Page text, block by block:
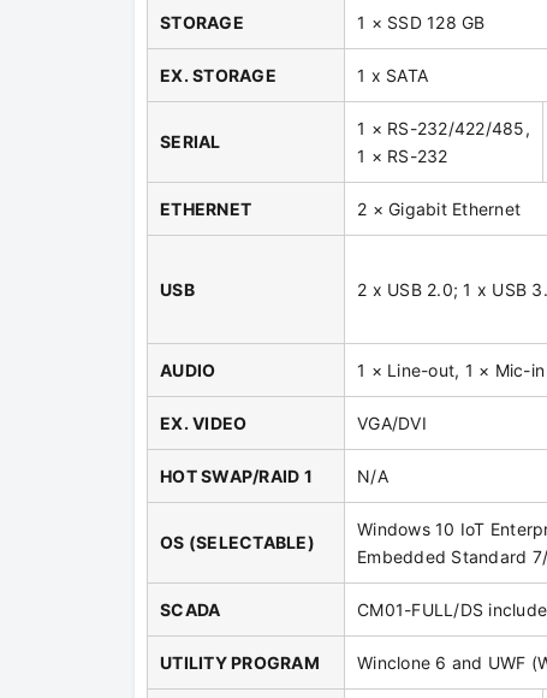
STORAGE 1 × SSD 128 GB
EX. STORAGE 1 x SATA
SERIAL
1 × RS-232/422/485,
1 × RS-232
ETHERNET 2 × Gigabit Ethernet
USB 2 x USB 2.0; 1 x USB
AUDIO 1 × Line-out, 1 × Mic-in
EX. VIDEO VGA/DVI
HOT SWAP/RAID 1 N/A
OS (SELECTABLE)
Windows 10 IoT
Embedded Standard
SCADA CM01-FULL/DS
UTILITY PROGRAM Winclone 6 and UWF